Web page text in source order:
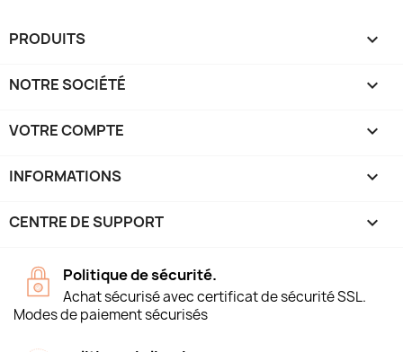
PRODUITS 
NOTRE SOCIÉTÉ 
VOTRE COMPTE 
INFORMATIONS keyboard_arrow_down
CENTRE DE SUPPORT 
Politique de sécurité.
Achat sécurisé avec certificat de sécurité SSL.
Modes de paiement sécurisés